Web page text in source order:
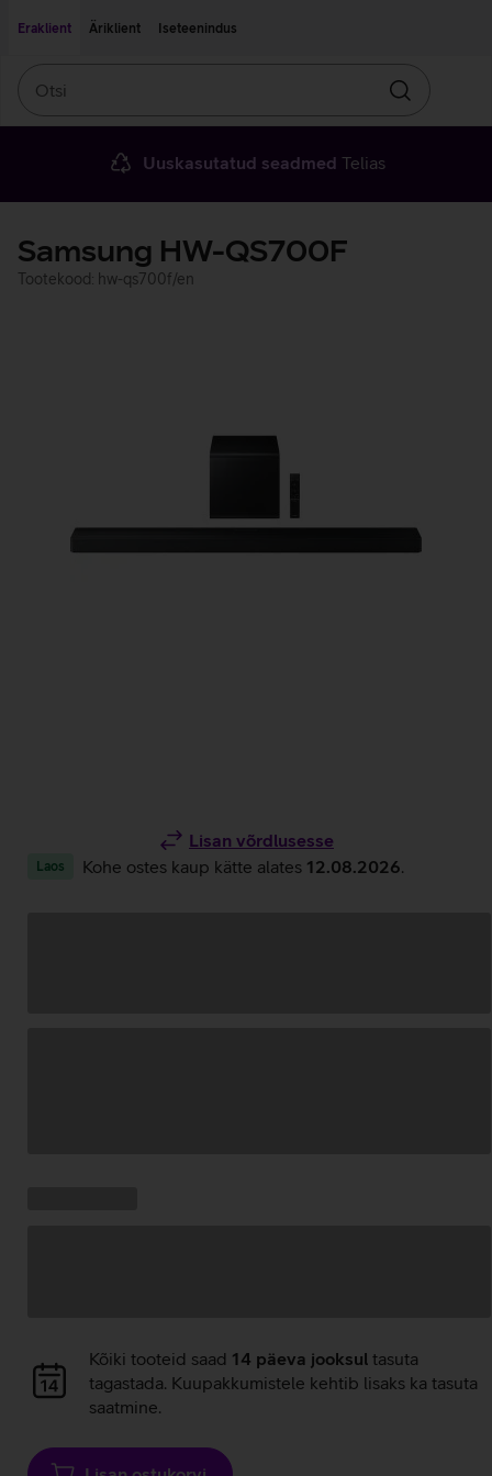
Eraklient
Äriklient Iseteenindus
Otsin
Uuskasutatud seadmed Telias
Samsung HW-QS700F
Tootekood: hw-qs700f/en
Lisan võrdlusesse
Laos Kohe ostes kaup kätte alates 12.08.2026
Andmete
laadimine
Kõiki tooteid saad 14 päeva jooksul tasuta
tagastada. Kuupakkumistele kehtib lisaks ka tasuta
saatmine.